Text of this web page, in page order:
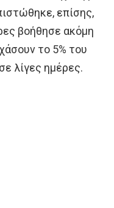
επίσης,
βοήθησε ακόμη
το 5% του
λίγες ημέρες.